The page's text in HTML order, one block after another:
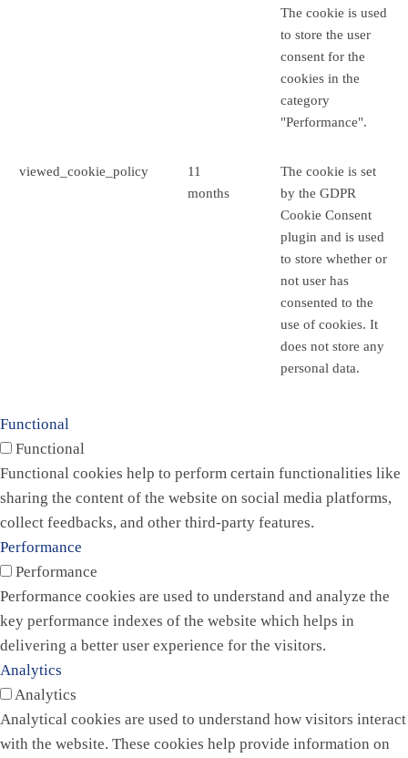
The cookie is used
to store the user
consent for the
cookies in the
category
"Performance".
viewed_cookie_policy
11
months
The cookie is set
by the GDPR
Cookie Consent
plugin and is used
to store whether or
not user has
consented to the
use of cookies. It
does not store any
personal data.
Functional
Functional
Functional cookies help to perform certain functionalities like
sharing the content of the website on social media platforms,
collect feedbacks, and other third-party features.
Performance
Performance
Performance cookies are used to understand and analyze the
key performance indexes of the website which helps in
delivering a better user experience for the visitors.
Analytics
Analytics
Analytical cookies are used to understand how visitors interact
with the website. These cookies help provide information on